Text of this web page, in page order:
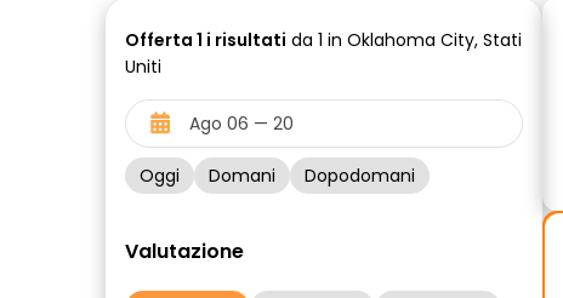
Offerta 1 i risultati da 1 in Oklahoma City, Stati
Uniti
Oggi Domani Dopodomani
Valutazione